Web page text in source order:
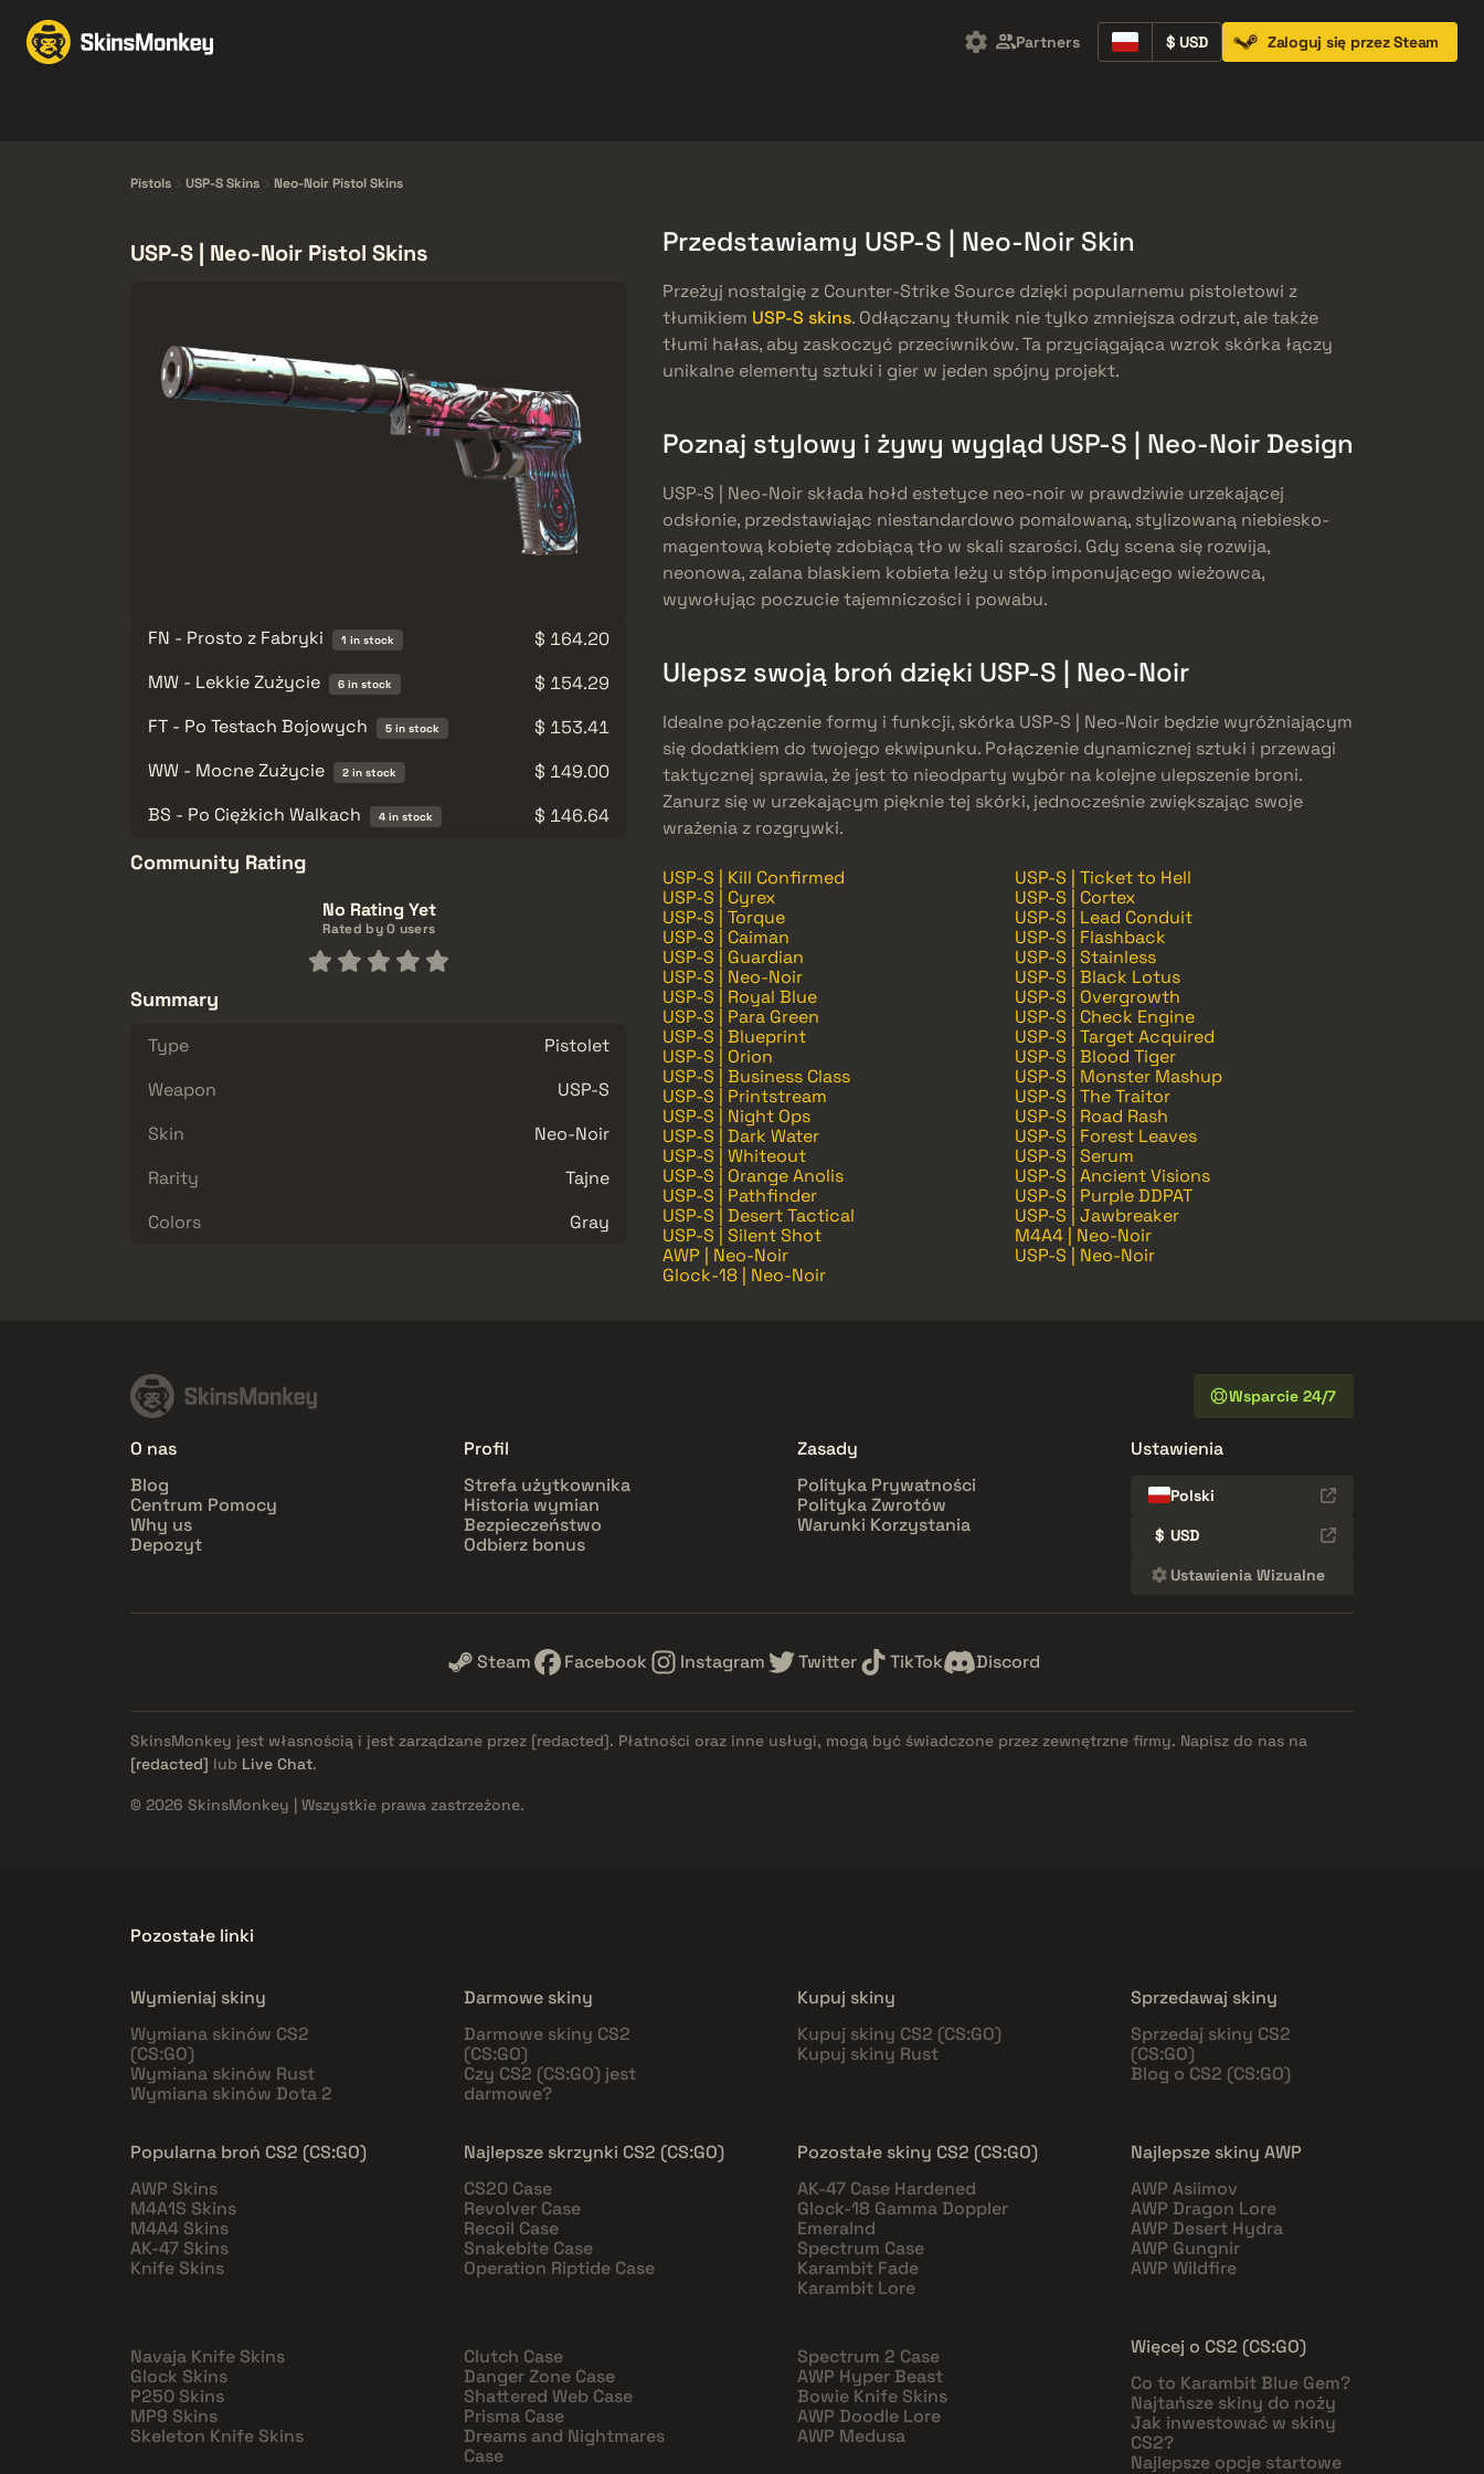
Partners $ USD Zaloguj się przez Steam
Pistols USP-S Skins Neo-Noir Pistol Skins
USP-S | Neo-Noir Pistol Skins
FN - Prosto z Fabryki 1 in stock
$ 164.20
MW - Lekkie Zużycie
6 in stock
$ 154.29
FT - Po Testach Bojowych
5 in stock
$ 153.41
WW - Mocne Zużycie
2 in stock
$ 149.00
BS - Po Ciężkich Walkach
4 in stock $ 146.64
Community Rating
No Rating Yet
Rated by 0 users
Summary
Type
Pistolet
Weapon
USP-S
Skin
Neo-Noir
Rarity
Tajne
Colors
Gray
Przedstawiamy USP-S | Neo-Noir Skin
Przeżyj nostalgię z Counter-Strike Source dzięki popularnemu pistoletowi z
tłumikiem USP-S skins. Odłączany tłumik nie tylko zmniejsza odrzut, ale także
tłumi hałas, aby zaskoczyć przeciwników. Ta przyciągająca wzrok skórka łączy
unikalne elementy sztuki i gier w jeden spójny projekt.
Poznaj stylowy i żywy wygląd USP-S | Neo-Noir Design
USP-S | Neo-Noir składa hołd estetyce neo-noir w prawdziwie urzekającej
odsłonie, przedstawiając niestandardowo pomalowaną, stylizowaną niebiesko-
magentową kobietę zdobiącą tło w skali szarości. Gdy scena się rozwija,
neonowa, zalana blaskiem kobieta leży u stóp imponującego wieżowca,
wywołując poczucie tajemniczości i powabu.
Ulepsz swoją broń dzięki USP-S | Neo-Noir
Idealne połączenie formy i funkcji, skórka USP-S | Neo-Noir będzie wyróżniającym
się dodatkiem do twojego ekwipunku. Połączenie dynamicznej sztuki i przewagi
taktycznej sprawia, że jest to nieodparty wybór na kolejne ulepszenie broni.
Zanurz się w urzekającym pięknie tej skórki, jednocześnie zwiększając swoje
wrażenia z rozgrywki.
USP-S | Kill Confirmed
USP-S | Ticket to Hell
USP-S | Cyrex
USP-S | Cortex
USP-S | Torque
USP-S | Lead Conduit
USP-S | Caiman
USP-S | Flashback
USP-S | Guardian
USP-S | Stainless
USP-S | Neo-Noir
USP-S | Black Lotus
USP-S | Royal Blue
USP-S | Overgrowth
USP-S | Para Green
USP-S | Check Engine
USP-S | Blueprint
USP-S | Target Acquired
USP-S | Orion
USP-S | Blood Tiger
USP-S | Business Class
USP-S | Monster Mashup
USP-S | Printstream
USP-S | The Traitor
USP-S | Night Ops
USP-S | Road Rash
USP-S | Dark Water
USP-S | Forest Leaves
USP-S | Whiteout
USP-S | Serum
USP-S | Orange Anolis
USP-S | Ancient Visions
USP-S | Pathfinder
USP-S | Purple DDPAT
USP-S | Desert Tactical
USP-S | Jawbreaker
USP-S | Silent Shot
M4A4 | Neo-Noir
AWP | Neo-Noir
USP-S | Neo-Noir
Glock-18 | Neo-Noir
Wsparcie 24/7
O nas
Blog
Centrum Pomocy
Why us
Depozyt
Profil
Strefa użytkownika
Historia wymian
Bezpieczeństwo
Odbierz bonus
Zasady
Polityka Prywatności
Polityka Zwrotów
Warunki Korzystania
Ustawienia
Polski
$ USD
Ustawienia Wizualne
Steam Facebook Instagram Twitter TikTok Discord
SkinsMonkey jest własnością i jest zarządzane przez [redacted]. Płatności oraz inne usługi, mogą być świadczone przez zewnętrzne firmy. Napisz do nas na
[redacted] lub Live Chat.
© 2026 SkinsMonkey | Wszystkie prawa zastrzeżone.
Pozostałe linki
Wymieniaj skiny
Wymiana skinów CS2
(CS:GO)
Wymiana skinów Rust
Wymiana skinów Dota 2
Darmowe skiny
Darmowe skiny CS2
(CS:GO)
Czy CS2 (CS:GO) jest
darmowe?
Kupuj skiny
Kupuj skiny CS2 (CS:GO)
Kupuj skiny Rust
Sprzedawaj skiny
Sprzedaj skiny CS2
(CS:GO)
Blog o CS2 (CS:GO)
Popularna broń CS2 (CS:GO)
AWP Skins
M4A1S Skins
M4A4 Skins
AK-47 Skins
Knife Skins
Najlepsze skrzynki CS2 (CS:GO)
CS20 Case
Revolver Case
Recoil Case
Snakebite Case
Operation Riptide Case
Pozostałe skiny CS2 (CS:GO)
AK-47 Case Hardened
Glock-18 Gamma Doppler
Emeralnd
Spectrum Case
Karambit Fade
Karambit Lore
Najlepsze skiny AWP
AWP Asiimov
AWP Dragon Lore
AWP Desert Hydra
AWP Gungnir
AWP Wildfire
Navaja Knife Skins
Glock Skins
P250 Skins
MP9 Skins
Skeleton Knife Skins
Clutch Case
Danger Zone Case
Shattered Web Case
Prisma Case
Dreams and Nightmares
Case
Spectrum 2 Case
AWP Hyper Beast
Bowie Knife Skins
AWP Doodle Lore
AWP Medusa
Więcej o CS2 (CS:GO)
Co to Karambit Blue Gem?
Najtańsze skiny do noży
Jak inwestować w skiny
CS2?
Najlepsze opcje startowe